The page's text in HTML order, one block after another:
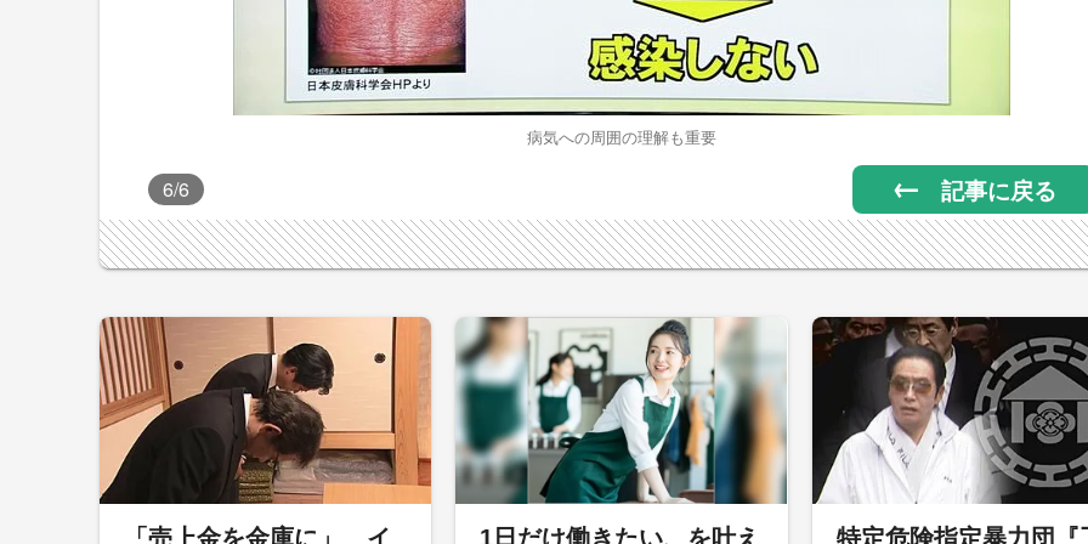
病気への周囲の理解も重要
6/6 記事に戻る
「売上金を金庫に」 イ 1日だけ働きたい、を叶え 特定危険指定暴力団『